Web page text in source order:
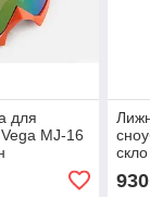
для
MJ-16
930